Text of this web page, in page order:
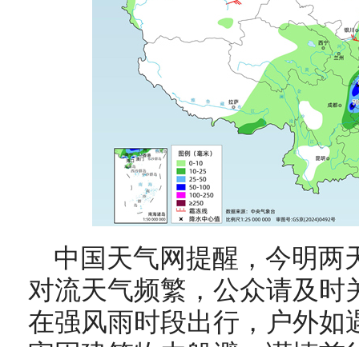
中国天气网提醒，今明两
对流天气频繁，公众请及时
在强风雨时段出行，户外如